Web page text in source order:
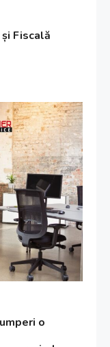
Fiscală
o